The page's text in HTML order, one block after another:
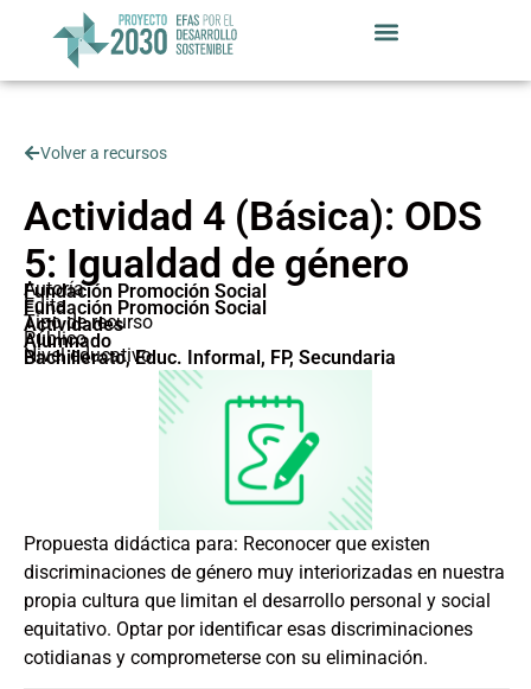
Volver a recursos
Actividad 4 (Básica): ODS
5: Igualdad de género
Autoría
Fundación Promoción Social
Edita
Fundación Promoción Social
Tipo de recurso
Actividades
Público
Alumnado
Nivel educativo
Bachillerato,Educ. Informal, FP, Secundaria
Propuesta didáctica para: Reconocer que existen
discriminaciones de género muy interiorizadas en nuestra
propia cultura que limitan el desarrollo personal y social
equitativo. Optar por identificar esas discriminaciones
cotidianas y comprometerse con su eliminación.